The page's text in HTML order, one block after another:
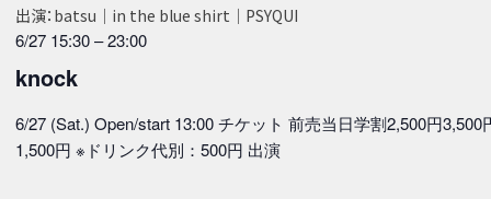
6/27 15:30–23:00
knock
出演：batsu｜in the blue shirt｜PSYQUI
6/27 (Sat.) Open/start 13:00 チケット 前売当日学割2,500円3,500
1,500円 ※ドリンク代別：500円 出演